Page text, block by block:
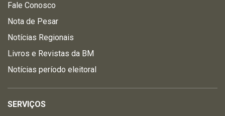
Fale Conosco
Nota de Pesar
Notícias Regionais
Livros e Revistas da BM
Notícias período eleitoral
SERVIÇOS